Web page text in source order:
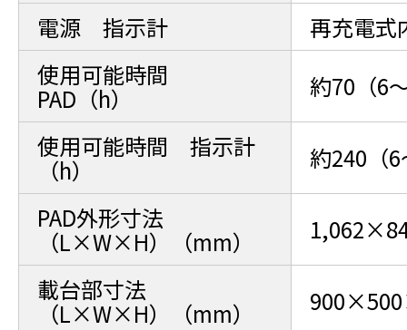
電源 指示計
再充電式
使用可能時間
PAD（h）
約70（6
使用可能時間 指示計
（h）
約240（
PAD外形寸法
（L×W×H）（mm）
載台部寸法
（L×W×H）（mm）